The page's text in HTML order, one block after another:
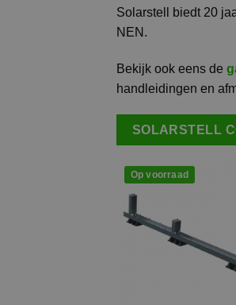
Solarstell biedt 20
NEN.
Bekijk ook eens de
handleidingen en
SOLARSTELL
Op voorraad